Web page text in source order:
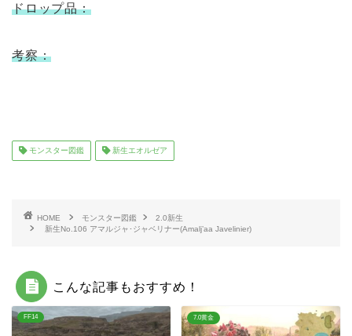
ドロップ品：
考察：
モンスター図鑑 新生エオルゼア
HOME モンスター図鑑
2.0新生
新生No.106 アマルジャ･ジャベリナー(Amalj’aa Javelinier)
こんな記事もおすすめ！
FF14 7.0黄金